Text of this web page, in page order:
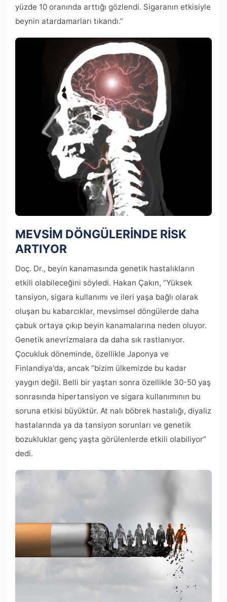
yüzde 10 oranında arttığı gözlendi. Sigaranın etkisiyle
beynin atardamarları tıkandı.”
MEVSİM DÖNGÜLERİNDE RİSK
ARTIYOR
Doç. Dr., beyin kanamasında genetik hastalıkların
etkili olabileceğini söyledi. Hakan Çakın, “Yüksek
tansiyon, sigara kullanımı ve ileri yaşa bağlı olarak
oluşan bu kabarcıklar, mevsimsel döngülerde daha
çabuk ortaya çıkıp beyin kanamalarına neden oluyor.
Genetik anevrizmalara da daha sık rastlanıyor.
Çocukluk döneminde, özellikle Japonya ve
Finlandiya'da, ancak “bizim ülkemizde bu kadar
yaygın değil. Belli bir yaştan sonra özellikle 30-50 yaş
sonrasında hipertansiyon ve sigara kullanımının bu
soruna etkisi büyüktür. At nalı böbrek hastalığı, diyaliz
hastalarında ya da tansiyon sorunları ve genetik
bozukluklar genç yaşta görülenlerde etkili olabiliyor”
dedi.